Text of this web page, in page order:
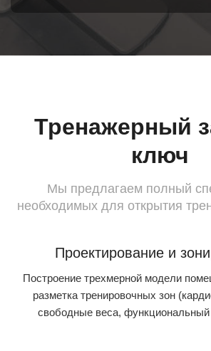
Тренажерный
ключ
Мы предлагаем полный
необходимых для открытия
Проектирование и
Построение трехмерной модели
разметка тренировочных зон
свободные веса, функциональный